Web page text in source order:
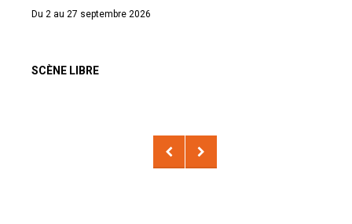
Du 2 au 27 septembre 2026
SCÈNE LIBRE